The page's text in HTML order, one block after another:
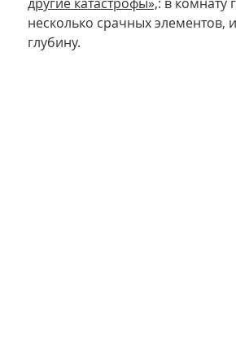
другие катастрофы»,: в комнату
несколько срачных
глубину.